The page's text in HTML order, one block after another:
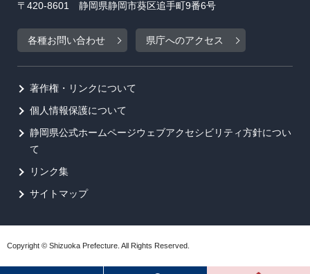
〒420-8601 静岡県静岡市葵区追手町9番6号
各種お問い合わせ 県庁へのアクセス
著作権・リンクについて
個人情報保護について
静岡県公式ホームページウェブアクセシビリティ方針につい
て
リンク集
サイトマップ
Copyright © Shizuoka Prefecture. All Rights Reserved.